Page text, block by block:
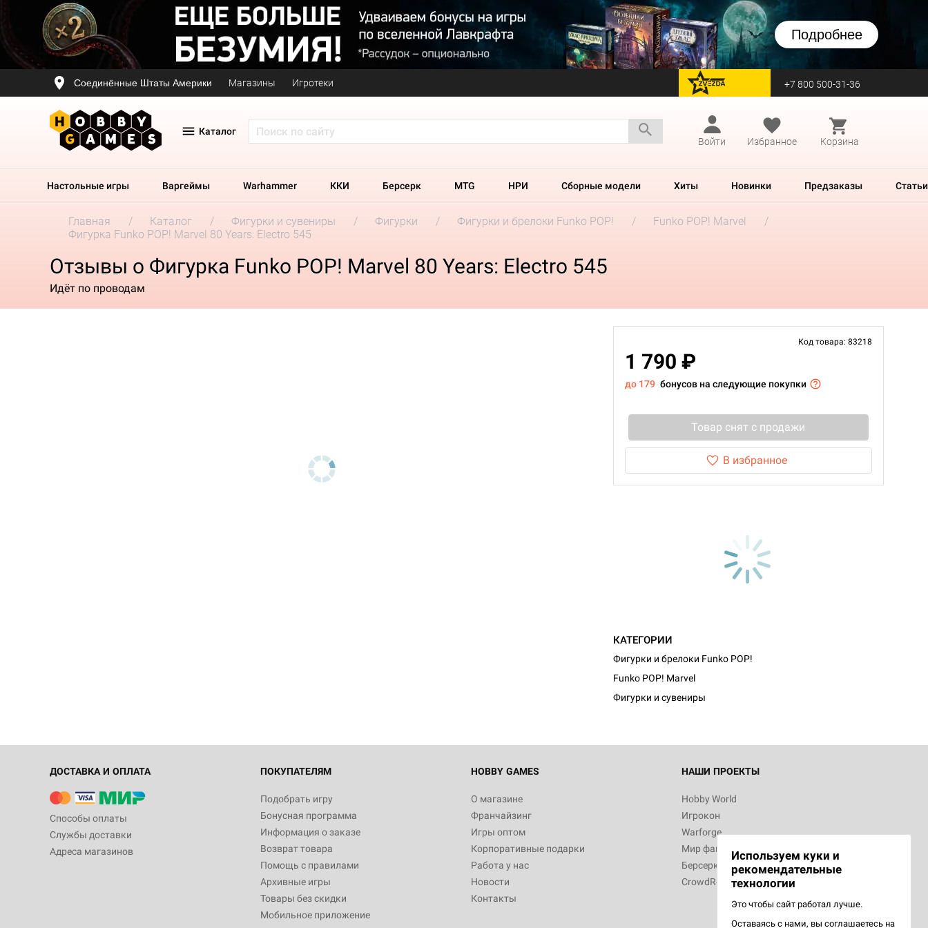
Подробнее
Соединённые Штаты Америки Магазины Игротеки перейти на Zvezda +7 800 500-31-36
Каталог
Войти
Избранное Корзина
Настольные игры Варгеймы Warhammer ККИ Берсерк MTG НРИ Сборные модели Хиты Новинки Предзаказы Статьи
Главная Каталог Фигурки и сувениры Фигурки Фигурки и брелоки Funko POP!
Funko POP! Marvel
Фигурка Funko POP! Marvel 80 Years: Electro 545
Отзывы о Фигурка Funko POP! Marvel 80 Years: Electro 545
Идёт по проводам
Код товара: 83218
1 790 ₽
до 179 бонусов на следующие покупки
Товар снят с продажи
В избранное
КАТЕГОРИИ
Фигурки и брелоки Funko POP!
Funko POP! Marvel
Фигурки и сувениры
ДОСТАВКА И ОПЛАТА
Способы оплаты
Службы доставки
Адреса магазинов
ПОКУПАТЕЛЯМ
Подобрать игру
Бонусная программа
Информация о заказе
Возврат товара
Помощь с правилами
Архивные игры
Товары без скидки
Мобильное приложение
HOBBY GAMES
О магазине
Франчайзинг
Игры оптом
Корпоративные подарки
Работа у нас
Новости
Контакты
НАШИ ПРОЕКТЫ
Hobby World
Игрокон
Warforge
Мир фантастики
Берсерк
CrowdRepublic
Используем куки и
рекомендательные
технологии
Это чтобы сайт работал лучше.
Оставаясь с нами, вы соглашаетесь на